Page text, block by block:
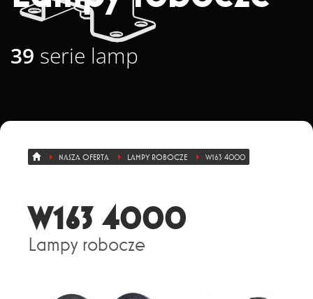
+ 48 71 303 50 13
+ 48 71 303 36 81
39 serie lamp
NASZA OFERTA LAMPY ROBOCZE W163 4000
W163 4000
Lampy robocze